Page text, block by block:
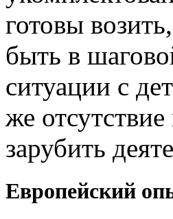
готовы
быть в
ситуации с
же
зарубить
Европейский